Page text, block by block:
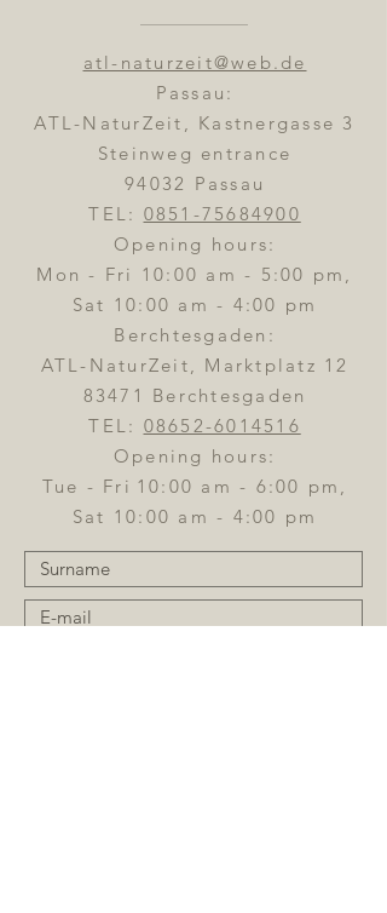
atl-naturzeit@web.de
Passau:
ATL-NaturZeit, Kastnergasse 3
Steinweg entrance
94032 Passau
TEL: 0851-75684900
Opening hours:
Mon - Fri 10:00 am - 5:00 pm,
Sat 10:00 am - 4:00 pm
Berchtesgaden:
ATL-NaturZeit, Marktplatz 12
83471 Berchtesgaden
TEL: 08652-6014516
Opening hours:
Tue - Fri 10:00 am - 6:00 pm,
Sat 10:00 am - 4:00 pm